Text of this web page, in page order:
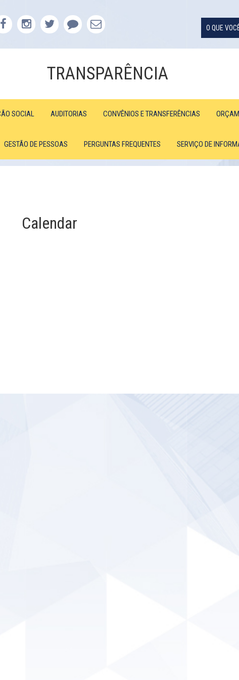
TRANSPARÊNCIA
SOCIAL AUDITORIAS CONVÊNIOS E TRANSFERÊNCIAS
GESTÃO DE PESSOAS PERGUNTAS FREQUENTES SERVIÇO DE
Calendar